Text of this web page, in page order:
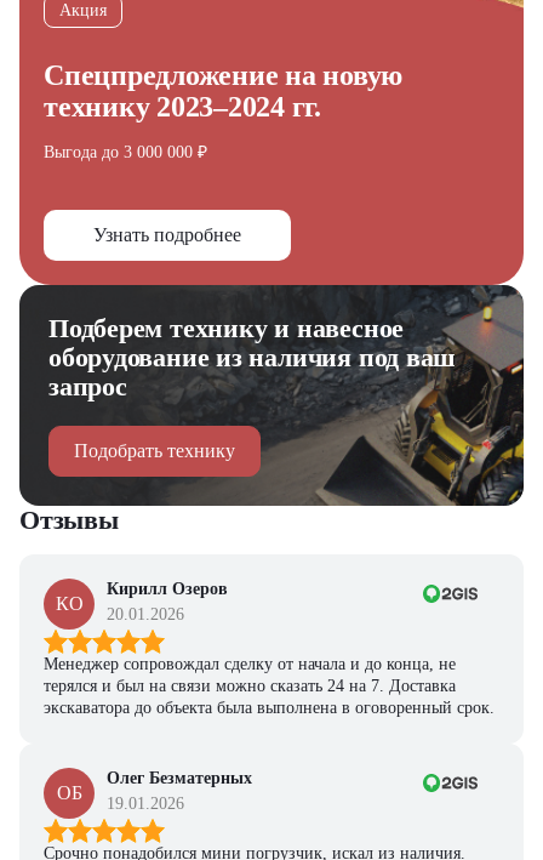
Акция
Спецпредложение на новую
технику 2023–2024 гг.
Выгода до 3 000 000 ₽
Узнать подробнее
Подберем технику и навесное
оборудование из наличия под ваш
запрос
Подобрать технику
Отзывы
КО
Кирилл Озеров
20.01.2026
Менеджер сопровождал сделку от начала и до конца, не
терялся и был на связи можно сказать 24 на 7. Доставка
экскаватора до объекта была выполнена в оговоренный срок.
ОБ
Олег Безматерных
19.01.2026
Срочно понадобился мини погрузчик, искал из наличия.
Получите выгодное
предложение на спецтехнику
из наличия!
Ответьте на несколько вопросов — мы предоставим
персональную подборку моделей и лучшие условия
покупки
Получить предложение